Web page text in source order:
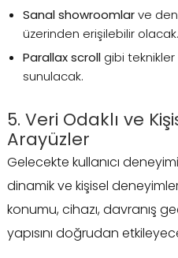
Sanal showroomlarve
üzerinden erişilebilir olacak.
Parallax scroll gibi
sunulacak.
5. Veri Odaklı ve
Arayüzler
Gelecekte kullanıcı
dinamik ve kişisel
konumu, cihazı, davranış
yapısını doğrudan